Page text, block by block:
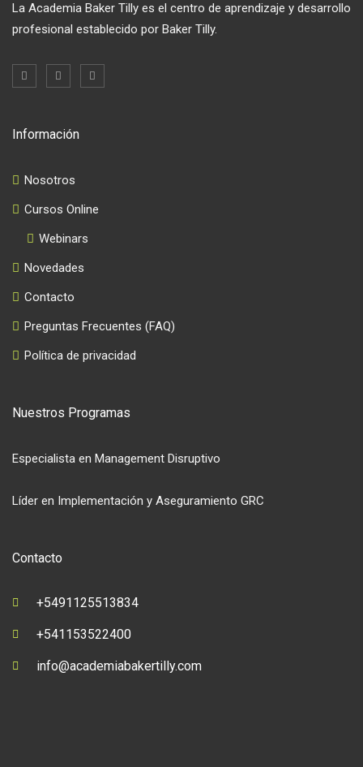
La Academia Baker Tilly es el centro de aprendizaje y desarrollo
profesional establecido por Baker Tilly.
Información
Nosotros
Cursos Online
Webinars
Novedades
Contacto
Preguntas Frecuentes (FAQ)
Política de privacidad
Nuestros Programas
Especialista en Management Disruptivo
Líder en Implementación y Aseguramiento GRC
Contacto
+5491125513834
+541153522400
info@academiabakertilly.com